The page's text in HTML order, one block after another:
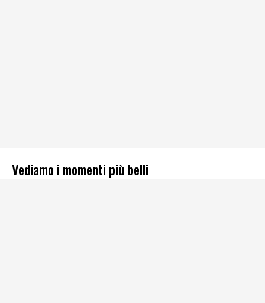
Vediamo i momenti più belli